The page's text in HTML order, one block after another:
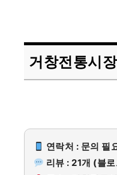
거창전통시
연락처 : 문의 필
리뷰 : 21개 (블